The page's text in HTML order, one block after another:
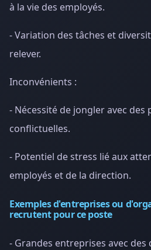
à la vie des employés.
- Variation des tâches et
relever.
Inconvénients :
- Nécessité de jongler avec des
conflictuelles.
- Potentiel de stress lié aux
employés et de la direction.
Exemples d'entreprises ou
recrutent pour ce poste
- Grandes entreprises avec